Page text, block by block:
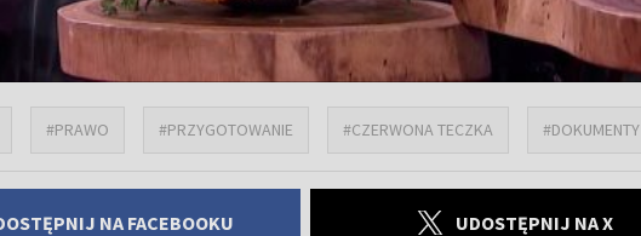
#PRAWO #PRZYGOTOWANIE #CZERWONA TECZKA #DOKUMENTY
NA FACEBOOKU UDOSTĘPNIJ NA X